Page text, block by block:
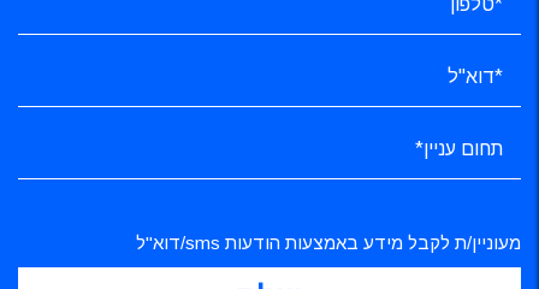
מעוניין/ת לקבל מידע באמצעות הודעות sms/דוא"ל